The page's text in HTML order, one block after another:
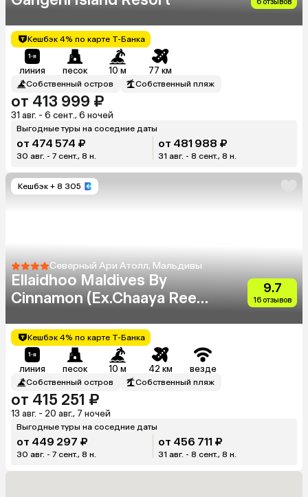
Кешбэк 4% по карте Т-Банка
линия песок 10 м 77 км
Собственный остров Собственный пляж
от 413 999 ₽
31 авг. - 6 сент., 6 ночей
Выгодные туры на соседние даты
от 474 574 ₽
30 авг. - 7 сент., 8 н.
от 481 988 ₽
31 авг. - 8 сент., 8 н.
Кешбэк + 8 305
Северный Ари Атолл, Мальдивы
Ellaidhoo Maldives By
Cinnamon (Ex.Chaaya Reef
9.7
16 отзывов
Кешбэк 4% по карте Т-Банка
линия песок 10 м 42 км везде
Собственный остров Собственный пляж
от 415 251 ₽
13 авг. - 20 авг., 7 ночей
Выгодные туры на соседние даты
от 449 297 ₽
30 авг. - 7 сент., 8 н.
от 456 711 ₽
31 авг. - 8 сент., 8 н.